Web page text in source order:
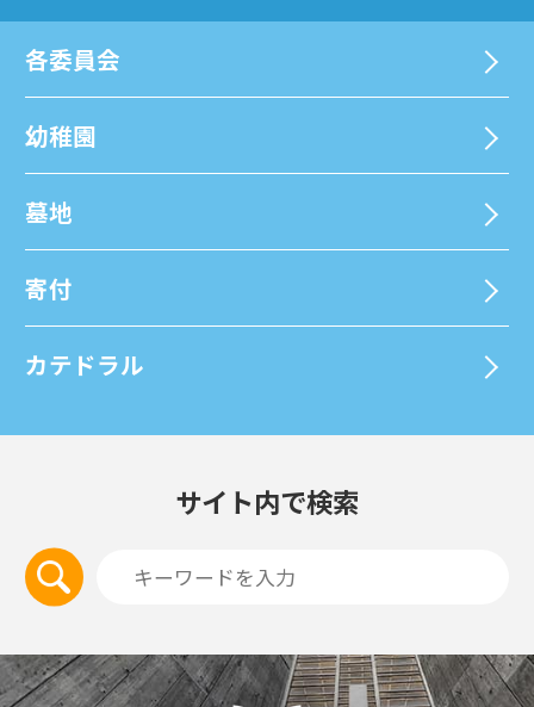
各委員会
幼稚園
墓地
寄付
カテドラル
サイト内で検索